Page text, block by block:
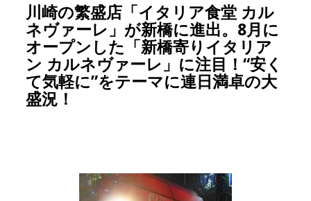
川崎の繁盛店「イタリア食堂 カル
ネヴァーレ」が新橋に進出。8月に
オープンした「新橋寄りイタリア
ン カルネヴァーレ」に注目！“安く
て気軽に”をテーマに連日満卓の大
盛況！